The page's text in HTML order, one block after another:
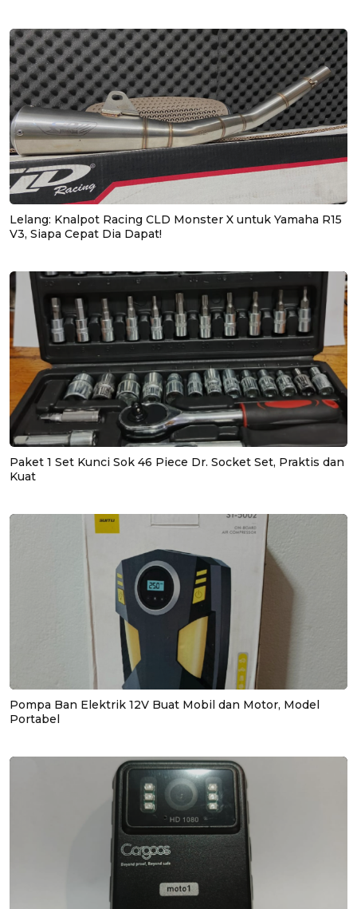
Lelang: Knalpot Racing CLD Monster X untuk Yamaha R15
V3, Siapa Cepat Dia Dapat!
Paket 1 Set Kunci Sok 46 Piece Dr. Socket Set, Praktis dan
Kuat
Pompa Ban Elektrik 12V Buat Mobil dan Motor, Model
Portabel